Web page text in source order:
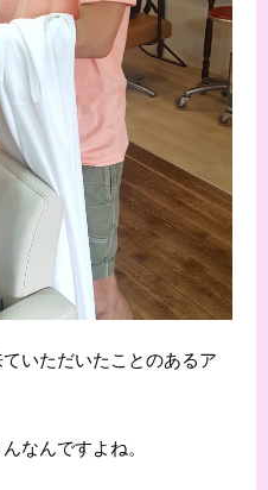
いただいたことのあるア
なんですよね。